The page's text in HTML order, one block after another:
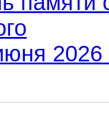
2026